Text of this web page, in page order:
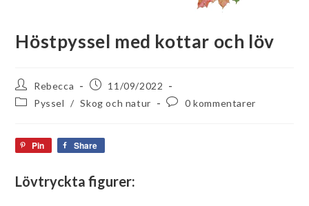
Höstpyssel med kottar och löv
Rebecca
11/09/2022
Pyssel
/ Skog och natur 0 kommentarer
Pin Share
Lövtryckta figurer: